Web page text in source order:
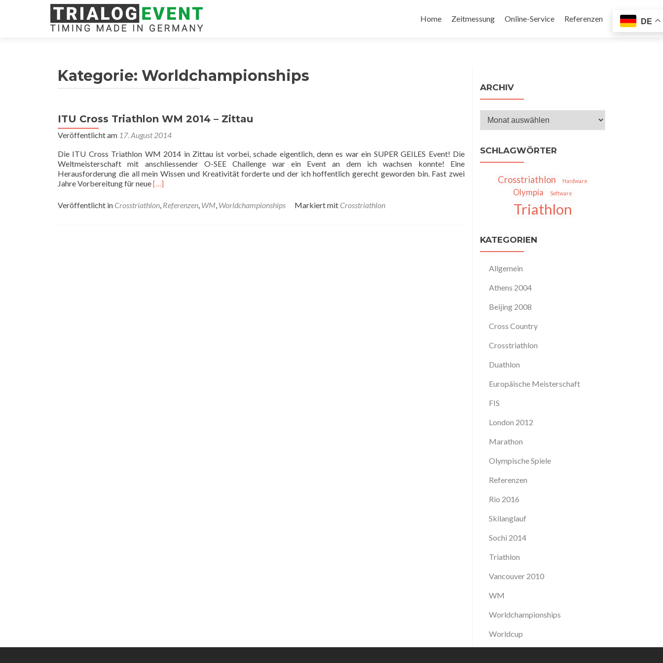
Inhalt
Home Zeitmessung Online-Service Referenzen DE
Kategorie: Worldchampionships
ITU Cross Triathlon WM 2014 – Zittau
Veröffentlicht am 17. August 2014
Die ITU Cross Triathlon WM 2014 in Zittau ist vorbei, schade eigentlich, denn es war ein SUPER GEILES Event! Die
Weltmeisterschaft mit anschliessender O-SEE Challenge war ein Event an dem ich wachsen konnte! Eine
Herausforderung die all mein Wissen und Kreativität forderte und der ich hoffentlich gerecht geworden bin. Fast zwei
Jahre Vorbereitung für neueRead
about
ITU
[…]
Veröffentlicht in Crosstriathlon, Referenzen, WM, Worldchampionships Markiert mit Crosstriathlon
ARCHIV
Archiv
SCHLAGWÖRTER
Crosstriathlon Hardware
Olympia Software
Triathlon
KATEGORIEN
Allgemein
Athens 2004
Beijing 2008
Cross Country
Crosstriathlon
Duathlon
Europäische Meisterschaft
FIS
London 2012
Marathon
Olympische Spiele
Referenzen
Rio 2016
Skilanglauf
Sochi 2014
Triathlon
Vancouver 2010
WM
Worldchampionships
Worldcup